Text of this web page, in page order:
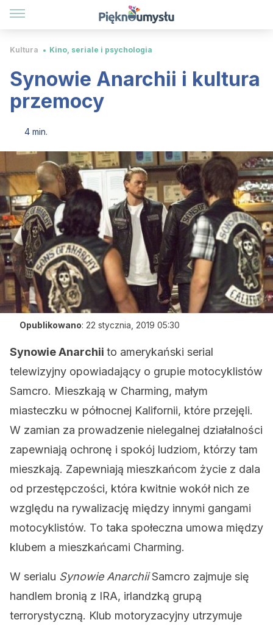
Kultura Kino, seriale i psychologia
Synowie Anarchii i kultura
przemocy
4 min.
Opublikowano: 22 stycznia, 2019 05:30
Synowie Anarchii to amerykański serial
telewizyjny opowiadający o grupie motocyklistów
Samcro. Mieszkają w Charming, małym
miasteczku w północnej Kalifornii, które przejęli.
W zamian za prowadzenie nielegalnej działalności
zapewniają ochronę i spokój ludziom, którzy tam
mieszkają. Zapewniają mieszkańcom życie z dala
od przestępczości, która kwitnie wokół nich ze
względu na rywalizację między innymi gangami
motocyklistów. To taka społeczna umowa między
klubem a mieszkańcami Charming.
W serialu Synowie AnarchiiSamcro zajmuje się
handlem bronią z IRA, irlandzką grupą
terrorystyczną. Klub motoryzacyjny utrzymuje